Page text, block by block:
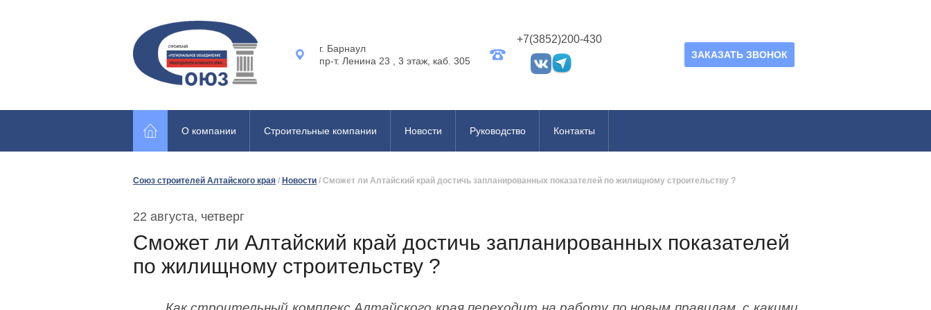
г. Барнаул
пр-т. Ленина 23 , 3 этаж, каб. 305
+7(3852)200-430
ЗАКАЗАТЬ ЗВОНОК
О компании Строительные компании Новости Руководство Контакты
Союз строителей Алтайского края / Новости / Сможет ли Алтайский край достичь запланированных показателей по жилищному строительству ?
22 августа, четверг
Сможет ли Алтайский край достичь запланированных показателей
по жилищному строительству ?